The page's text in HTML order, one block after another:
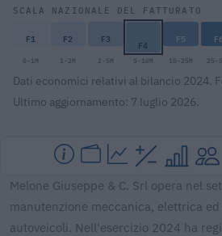
SCALA NAZIONALE DEL FATTURATO
F1 F2 F3 F4 F5
0-1M 1-2M 2-5M 5-10M 10-25M 25-
Dati economici relativi al bilancio 2024.
Ultimo aggiornamento: 7 luglio 2026.
Melone Giuseppe & C. Srl opera nel
manutenzione meccanica, elettrica
autoveicoli. Nell'esercizio 2024 ha